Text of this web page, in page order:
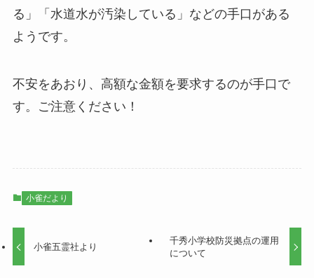
る」「水道水が汚染している」などの手口がある
ようです。
不安をあおり、高額な金額を要求するのが手口で
す。ご注意ください！
小雀だより
小雀五霊社より
千秀小学校防災拠点の運用
について